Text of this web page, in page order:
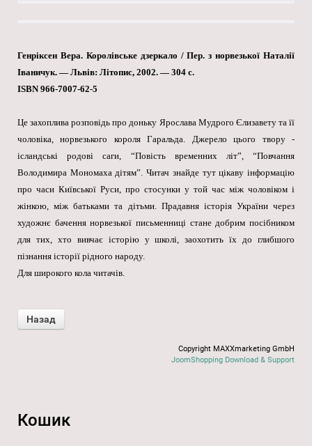
Генріксен Вера. Королівське дзеркало / Пер. з норвезької Наталії
Іваничук. — Львів: Літопис, 2002. — 304 с.
ISBN 966-7007-62-5
Це захоплива розповідь про доньку Ярослава Мудрого Єлизавету та її
чоловіка, норвезького короля Гаральда. Джерело цього твору -
ісландські родові саги, “Повість временних літ”, “Повчання
Володимира Мономаха дітям”. Читач знайде тут цікаву інформацію
про часи Київської Руси, про стосунки у той час між чоловіком і
жінкою, між батьками та дітьми. Прадавня історія України через
художнє бачення норвезької письменниці стане добрим посібником
для тих, хто вивчає історію у школі, заохотить їх до глибшого
пізнання історії рідного народу.
Для широкого кола читачів.
Copyright MAXXmarketing GmbH
JoomShopping Download & Support
Кошик